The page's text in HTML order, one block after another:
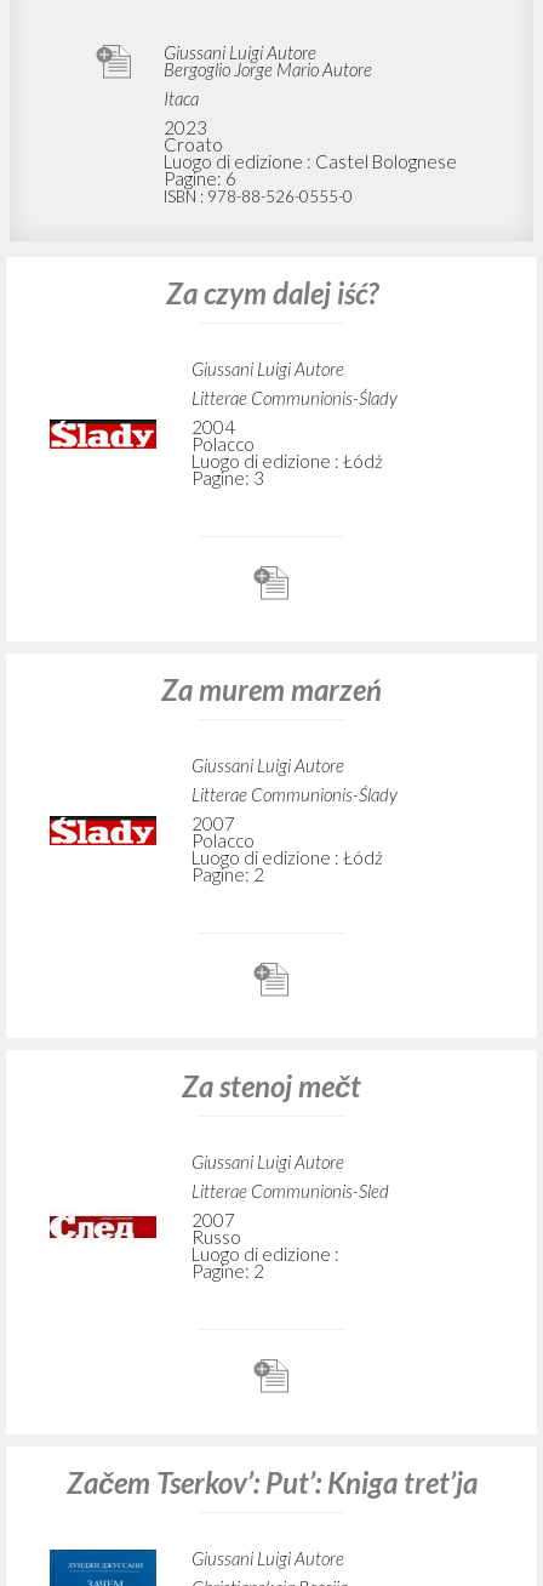
Giussani Luigi Autore
Bergoglio Jorge Mario Autore
Itaca
2023
Croato
Luogo di edizione : Castel Bolognese
Pagine: 6
ISBN : 978-88-526-0555-0
Za czym dalej iść?
Giussani Luigi Autore
Litterae Communionis-Ślady
2004
Polacco
Luogo di edizione : Łódź
Pagine: 3
Za murem marzeń
Giussani Luigi Autore
Litterae Communionis-Ślady
2007
Polacco
Luogo di edizione : Łódź
Pagine: 2
Za stenoj mečt
Giussani Luigi Autore
Litterae Communionis-Sled
2007
Russo
Luogo di edizione :
Pagine: 2
Začem Tserkov’: Put’: Kniga tret’ja
Giussani Luigi Autore